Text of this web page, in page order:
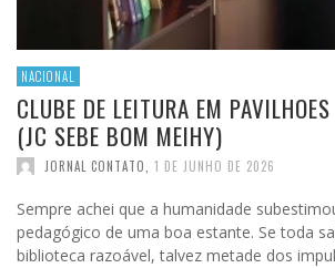
NACIONAL
CLUBE DE LEITURA EM
(JC SEBE BOM MEIHY)
JORNAL CONTATO, 1 DE JUNHO DE 2026
Sempre achei que a humanidade
pedagógico de uma boa estante. Se toda
biblioteca razoável, talvez metade dos